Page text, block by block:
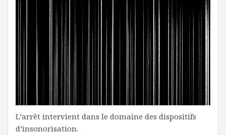
L’arrêt intervient dans le domaine des dispositifs
d’insonorisation.